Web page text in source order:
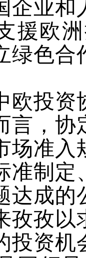
企业
援欧
绿色合
投资协
言，协
场准入
准制定
达成的
孜孜
投资机